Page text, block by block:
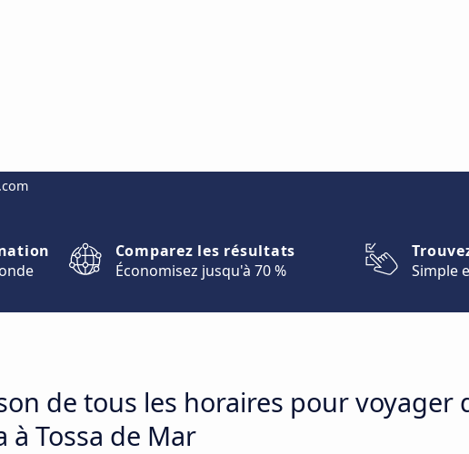
Comparez les résultats
Économisez jusqu'à 70 %
Simple
de tous les horaires pour voyager
à Tossa de Mar